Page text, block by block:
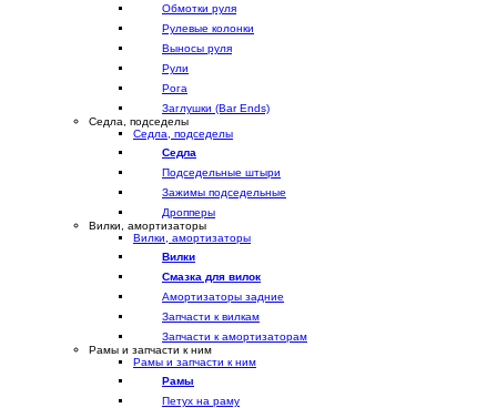
Обмотки руля
Рулевые колонки
Выносы руля
Рули
Рога
Заглушки (Bar Ends)
Седла, подседелы
Седла, подседелы
Седла
Подседельные штыри
Зажимы подседельные
Дропперы
Вилки, амортизаторы
Вилки, амортизаторы
Вилки
Смазка для вилок
Амортизаторы задние
Запчасти к вилкам
Запчасти к амортизаторам
Рамы и запчасти к ним
Рамы и запчасти к ним
Рамы
Петух на раму